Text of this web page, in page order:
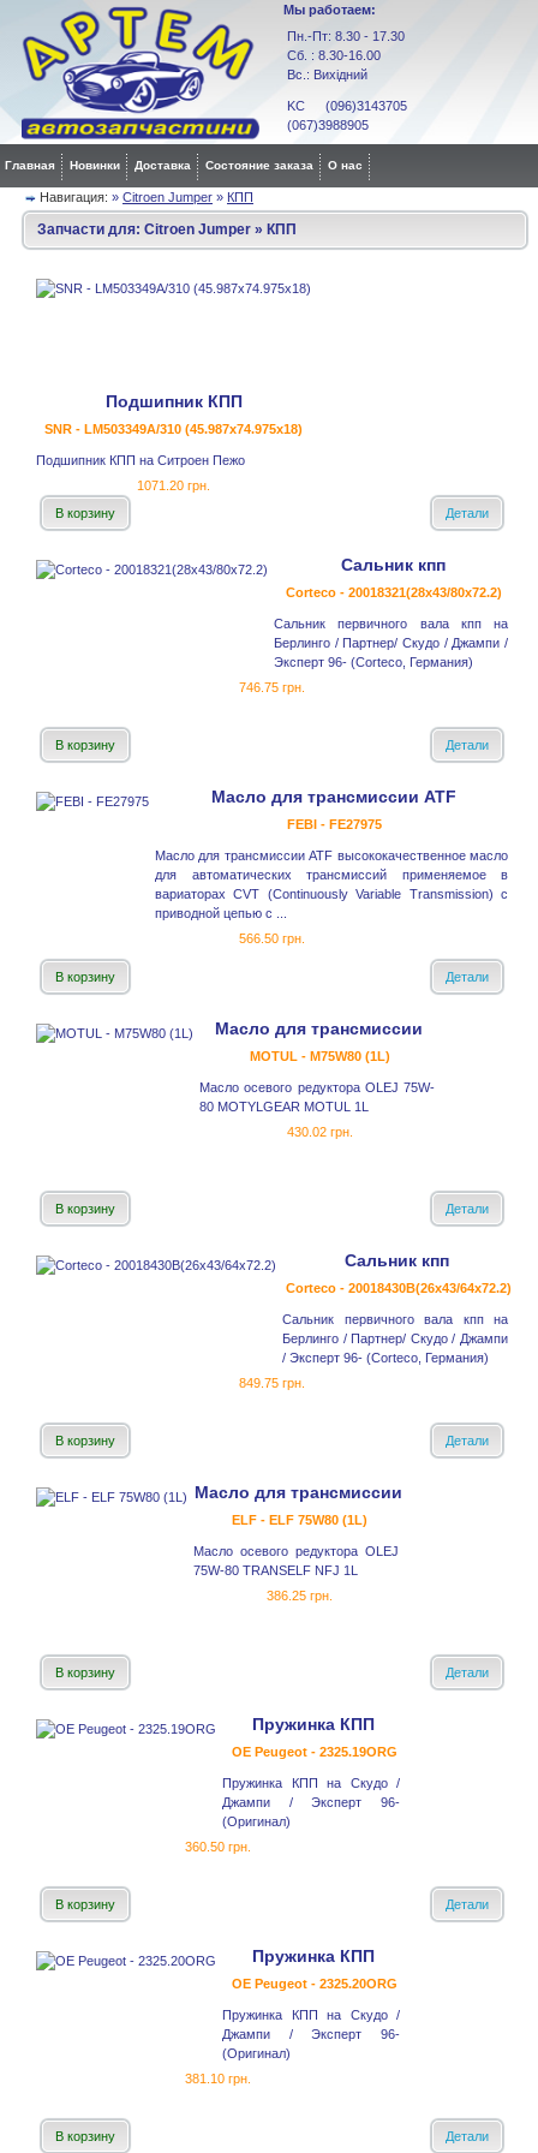
Мы работаем:
Пн.-Пт: 8.30 - 17.30
Сб. : 8.30-16.00
Вс.: Вихідний
KC (096)3143705
(067)3988905
Главная Новинки Доставка Состояние заказа О нас
Навигация: » Citroen Jumper » КПП
Запчасти для: Citroen Jumper » КПП
Подшипник КПП
SNR - LM503349A/310 (45.987x74.975x18)
Подшипник КПП на Ситроен Пежо
1071.20 грн.
В корзину
Детали
Сальник кпп
Corteco - 20018321(28x43/80x72.2)
Сальник первичного вала кпп на
Берлинго / Партнер/ Скудо / Джампи /
Эксперт 96- (Corteco, Германия)
746.75 грн.
В корзину Детали
Масло для трансмиссии ATF
FEBI - FE27975
Масло для трансмиссии ATF высококачественное масло
для автоматических трансмиссий применяемое в
вариаторах CVT (Continuously Variable Transmission) с
приводной цепью с ...
566.50 грн.
В корзину Детали
Масло для трансмиссии
MOTUL - M75W80 (1L)
Масло осевого редуктора OLEJ 75W-
80 MOTYLGEAR MOTUL 1L
430.02 грн.
В корзину Детали
Сальник кпп
Corteco - 20018430B(26x43/64x72.2)
Сальник первичного вала кпп на
Берлинго / Партнер/ Скудо / Джампи
/ Эксперт 96- (Corteco, Германия)
849.75 грн.
В корзину Детали
Масло для трансмиссии
ELF - ELF 75W80 (1L)
Масло осевого редуктора OLEJ
75W-80 TRANSELF NFJ 1L
386.25 грн.
В корзину Детали
Пружинка КПП
OE Peugeot - 2325.19ORG
Пружинка КПП на Скудо /
Джампи / Эксперт 96-
(Оригинал)
360.50 грн.
В корзину Детали
Пружинка КПП
OE Peugeot - 2325.20ORG
Пружинка КПП на Скудо /
Джампи / Эксперт 96-
(Оригинал)
381.10 грн.
В корзину Детали